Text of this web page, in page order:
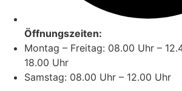
Öffnungszeiten:
Montag – Freitag: 08.00 Uhr –
18.00 Uhr
Samstag: 08.00 Uhr – 12.00 Uhr